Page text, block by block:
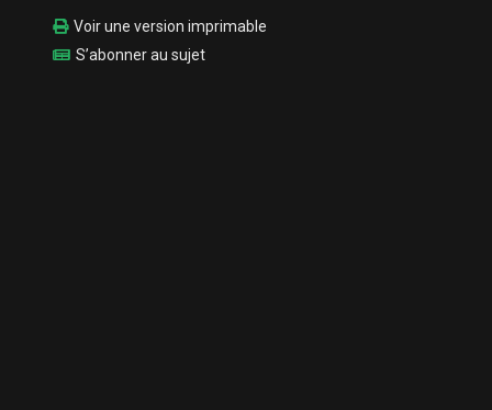
Voir une version imprimable
S’abonner au sujet